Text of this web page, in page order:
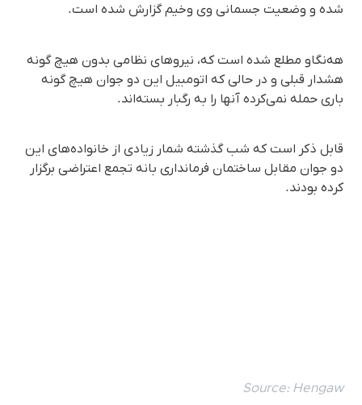
شده و وضعیت جسمانی وی وخیم گزارش شده است.
هه‌نگاو مطلع شده است که، نیروهای نظامی بدون هیچ گونه
هشدار قبلی و در حالی که اتومبیل این دو جوان هیچ گونه
باری حمله نمی‌کرده آنها را به رگبار بسته‌اند.
قابل ذکر است که شب گذشته شمار زیادی از خانواده‌های این
دو جوان مقابل ساختمان فرمانداری بانه تجمع اعتراضی برگزار
کرده بودند.
Source: Hengaw